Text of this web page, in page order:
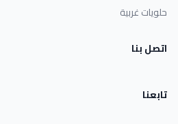
حلويات غربية
اتصل بنا
تابعنا